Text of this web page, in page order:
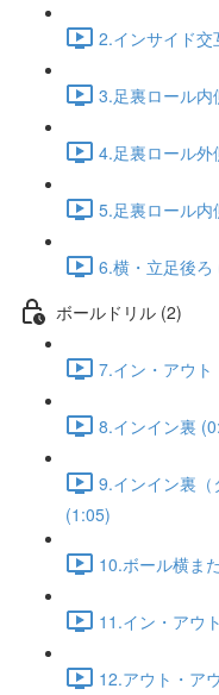
2.インサイド
3.足裏ロール
4.足裏ロール
5.足裏ロール
6.横・立足後ろ
ボールドリル (2)
7.イン・アウ
8.インイン裏
9.インイン裏（
(1:05)
10.ボール横ま
11.イン・アウ
12.アウト・ア